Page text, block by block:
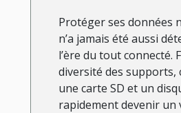
Protéger ses données
n’a jamais été aussi
l’ère du tout connecté.
diversité des supports,
une carte SD et un
rapidement devenir un